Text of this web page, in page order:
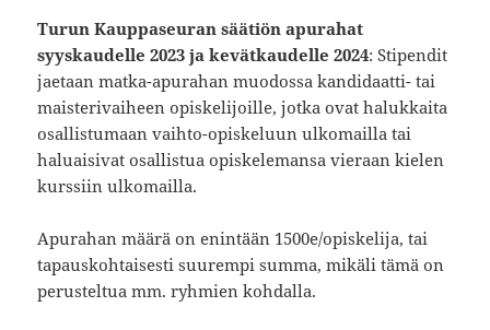
​Turun Kauppaseuran säätiön apurahat
syyskaudelle 2023 ja kevätkaudelle 2024: Stipendit
jaetaan matka-apurahan muodossa kandidaatti- tai
maisterivaiheen opiskelijoille, jotka ovat halukkaita
osallistumaan vaihto-opiskeluun ulkomailla tai
haluaisivat osallistua opiskelemansa vieraan kielen
kurssiin ulkomailla.
Apurahan määrä on enintään 1500e/opiskelija, tai
tapauskohtaisesti suurempi summa, mikäli tämä on
perusteltua mm. ryhmien kohdalla.